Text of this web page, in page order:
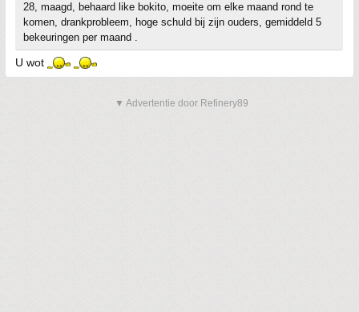
28, maagd, behaard like bokito, moeite om elke maand rond te
komen, drankprobleem, hoge schuld bij zijn ouders, gemiddeld 5
bekeuringen per maand .
U wot
▼ Advertentie door Refinery89